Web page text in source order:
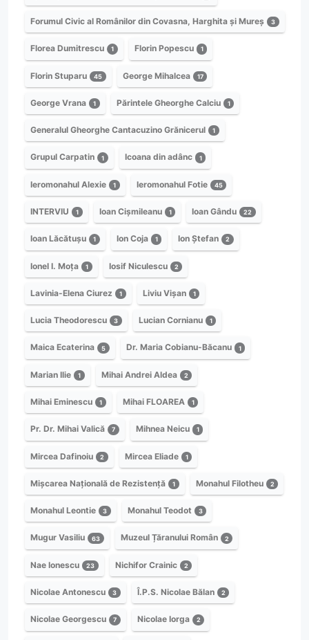
Forumul Civic al Românilor din Covasna, Harghita și Mureș 3
Florea Dumitrescu 1 Florin Popescu 1
Florin Stuparu 45 George Mihalcea 17
George Vrana 1 Părintele Gheorghe Calciu 1
Generalul Gheorghe Cantacuzino Grănicerul 1
Grupul Carpatin 1 Icoana din adânc 1
Ieromonahul Alexie 1 Ieromonahul Fotie 45
INTERVIU 1 Ioan Cișmileanu 1 Ioan Gându 22
Ioan Lăcătușu 1 Ion Coja 1 Ion Ștefan 2
Ionel I. Moța 1 Iosif Niculescu 2
Lavinia-Elena Ciurez 1 Liviu Vișan 1
Lucia Theodorescu 3 Lucian Cornianu 1
Maica Ecaterina 5 Dr. Maria Cobianu-Băcanu 1
Marian Ilie 1 Mihai Andrei Aldea 2
Mihai Eminescu 1 Mihai FLOAREA 1
Pr. Dr. Mihai Valică 7 Mihnea Neicu 1
Mircea Dafinoiu 2 Mircea Eliade 1
Mișcarea Națională de Rezistență 1 Monahul Filotheu 2
Monahul Leontie 3 Monahul Teodot 3
Mugur Vasiliu 63 Muzeul Țăranului Român 2
Nae Ionescu 23 Nichifor Crainic 2
Nicolae Antonescu 3 Î.P.S. Nicolae Bălan 2
Nicolae Georgescu 7 Nicolae Iorga 2